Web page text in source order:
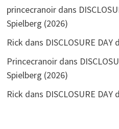
princecranoirdans
Spielberg (2026)
Rick dans DISCLOSURE
Princecranoirdans
Spielberg (2026)
Rick dans DISCLOSURE